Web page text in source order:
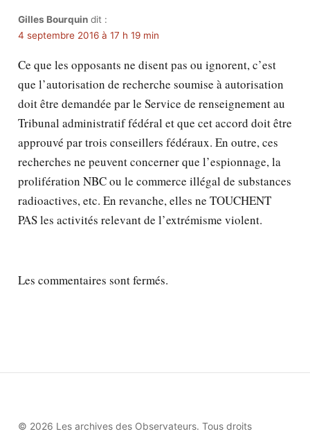
Gilles Bourquin dit :
4 septembre 2016 à 17 h 19 min
Ce que les opposants ne disent pas ou ignorent, c’est
que l’autorisation de recherche soumise à autorisation
doit être demandée par le Service de renseignement au
Tribunal administratif fédéral et que cet accord doit être
approuvé par trois conseillers fédéraux. En outre, ces
recherches ne peuvent concerner que l’espionnage, la
prolifération NBC ou le commerce illégal de substances
radioactives, etc. En revanche, elles ne TOUCHENT
PAS les activités relevant de l’extrémisme violent.
Les commentaires sont fermés.
© 2026 Les archives des Observateurs. Tous droits